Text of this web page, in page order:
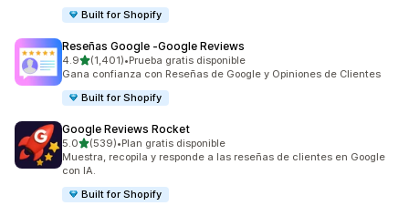
Built for Shopify
Reseñas Google ‑Google Reviews
4.9de 5 estrellas
(1,401)
1401 reseñas en total
•Prueba gratis disponible
Gana confianza con Reseñas de Google y Opiniones de Clientes
Built for Shopify
Google Reviews Rocket
5.0de 5 estrellas
(539)
539 reseñas en total
•Plan gratis disponible
Muestra, recopila y responde a las reseñas de clientes en Google
con IA.
Built for Shopify